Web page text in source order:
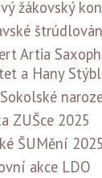
žákovský
Artia
a Hany
ZUŠce 2025
ŠUMění 2025
akce LDO